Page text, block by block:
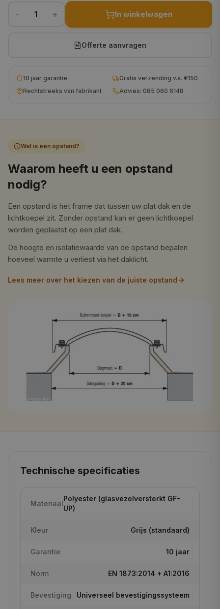
160x160 cm
140x140 cm
200x200 cm € 1.589,95
- 1 + In winkelwagen
Offerte aanvragen
10 jaar garantie
Gratis verzending v.a. €150
Rechtstreeks van fabrikant
Advies: 085 060 6148
Wat is een opstand?
Waarom heeft u een opstand
nodig?
Een opstand is het frame dat tussen uw plat dak en de
lichtkoepel zit. Zonder opstand kan er geen lichtkoepel
worden geplaatst op een plat dak.
De hoogte en isolatiewaarde van de opstand bepalen
hoeveel warmte u verliest via het daklicht.
Lees meer over het kiezen van de juiste opstand
Doorsnede: opstand + lichtkoepel op plat dak
Technische specificaties
Materiaal
Polyester (glasvezelversterkt GF-
UP)
Kleur Grijs (standaard)
Garantie 10 jaar
Norm EN 1873:2014 + A1:2016
Bevestiging Universeel bevestigingssysteem